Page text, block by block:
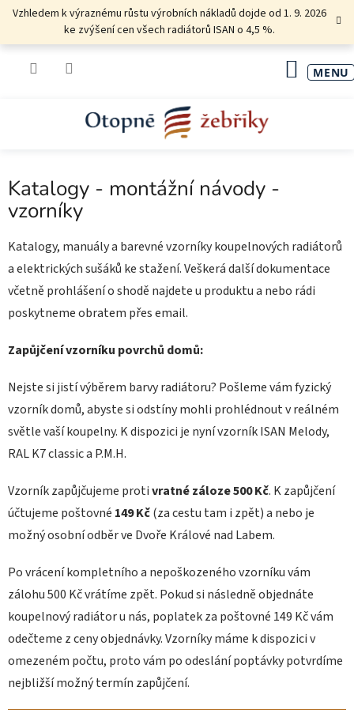
PřejítVzhledem k výraznému růstu výrobních nákladů dojde od 1. 9. 2026
ke zvýšení cen všech radiátorů ISAN o 4,5 %.
Katalogy - montážní návody -
vzorníky
Katalogy, manuály a barevné vzorníky koupelnových radiátorů
a elektrických sušáků ke stažení. Veškerá další dokumentace
včetně prohlášení o shodě najdete u produktu a nebo rádi
poskytneme obratem přes email.
Zapůjčení vzorníku povrchů domů:
Nejste si jistí výběrem barvy radiátoru? Pošleme vám fyzický
vzorník domů, abyste si odstíny mohli prohlédnout v reálném
světle vaší koupelny. K dispozici je nyní vzorník ISAN Melody,
RAL K7 classic a P.M.H.
Vzorník zapůjčujeme protivratné záloze 500 Kč. K zapůjčení
účtujeme poštovné 149 Kč(za cestu tam i zpět) a nebo je
možný osobní odběr ve Dvoře Králové nad Labem.
Po vrácení kompletního a nepoškozeného vzorníku vám
zálohu 500 Kč vrátíme zpět. Pokud si následně objednáte
koupelnový radiátor u nás, poplatek za poštovné 149 Kč vám
odečteme z ceny objednávky. Vzorníky máme k dispozici v
omezeném počtu, proto vám po odeslání poptávky potvrdíme
nejbližší možný termín zapůjčení.